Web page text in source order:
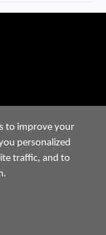
to improve your
personalized
traffic, and to